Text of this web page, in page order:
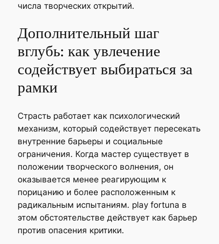
числа творческих открытий.
Дополнительный шаг
вглубь: как увлечение
содействует выбираться за
рамки
Страсть работает как психологический
механизм, который содействует пересекать
внутренние барьеры и социальные
ограничения. Когда мастер существует в
положении творческого волнения, он
оказывается менее реагирующим к
порицанию и более расположенным к
радикальным испытаниям. play fortuna в
этом обстоятельстве действует как барьер
против опасения критики.